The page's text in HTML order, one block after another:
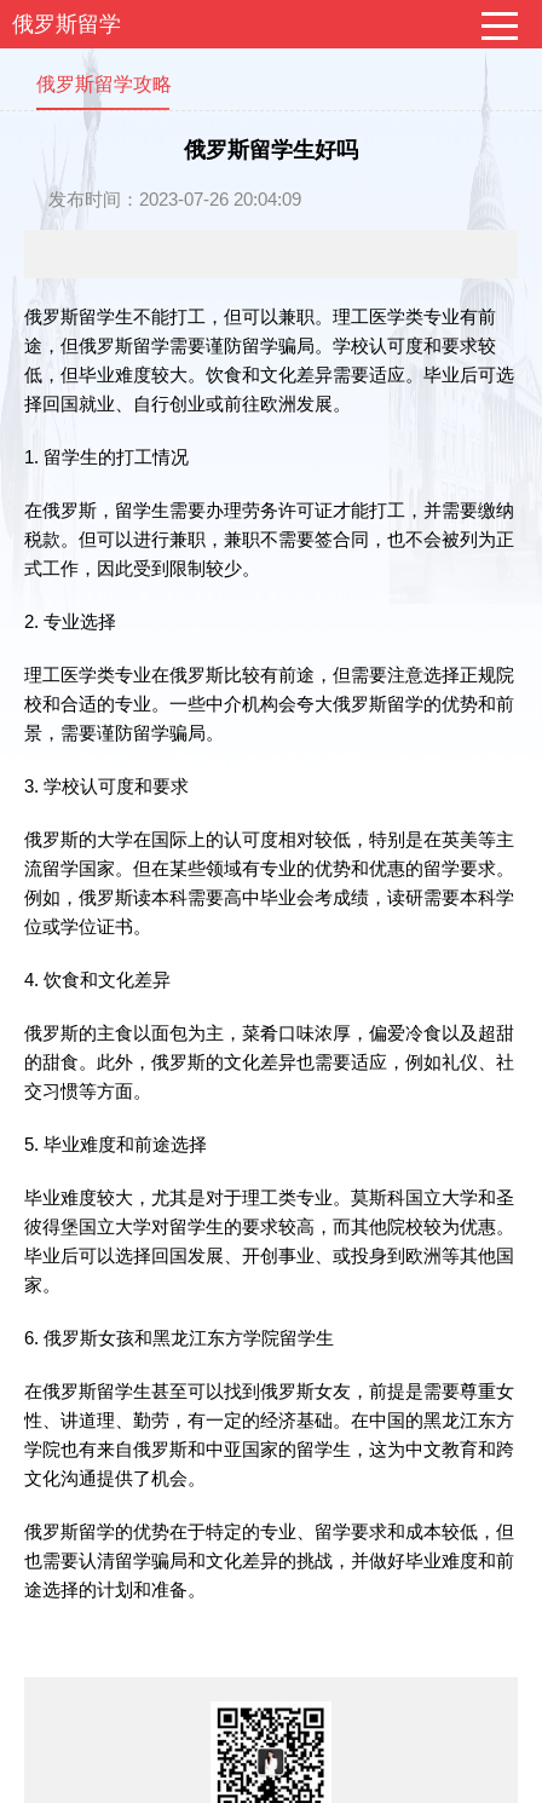
俄罗斯留学
俄罗斯留学攻略
俄罗斯留学生好吗
发布时间：2023-07-26 20:04:09
俄罗斯留学生不能打工，但可以兼职。理工医学类专业有前
途，但俄罗斯留学需要谨防留学骗局。学校认可度和要求较
低，但毕业难度较大。饮食和文化差异需要适应。毕业后可选
择回国就业、自行创业或前往欧洲发展。
1. 留学生的打工情况
在俄罗斯，留学生需要办理劳务许可证才能打工，并需要缴纳
税款。但可以进行兼职，兼职不需要签合同，也不会被列为正
式工作，因此受到限制较少。
2. 专业选择
理工医学类专业在俄罗斯比较有前途，但需要注意选择正规院
校和合适的专业。一些中介机构会夸大俄罗斯留学的优势和前
景，需要谨防留学骗局。
3. 学校认可度和要求
俄罗斯的大学在国际上的认可度相对较低，特别是在英美等主
流留学国家。但在某些领域有专业的优势和优惠的留学要求。
例如，俄罗斯读本科需要高中毕业会考成绩，读研需要本科学
位或学位证书。
4. 饮食和文化差异
俄罗斯的主食以面包为主，菜肴口味浓厚，偏爱冷食以及超甜
的甜食。此外，俄罗斯的文化差异也需要适应，例如礼仪、社
交习惯等方面。
5. 毕业难度和前途选择
毕业难度较大，尤其是对于理工类专业。莫斯科国立大学和圣
彼得堡国立大学对留学生的要求较高，而其他院校较为优惠。
毕业后可以选择回国发展、开创事业、或投身到欧洲等其他国
家。
6. 俄罗斯女孩和黑龙江东方学院留学生
在俄罗斯留学生甚至可以找到俄罗斯女友，前提是需要尊重女
性、讲道理、勤劳，有一定的经济基础。在中国的黑龙江东方
学院也有来自俄罗斯和中亚国家的留学生，这为中文教育和跨
文化沟通提供了机会。
俄罗斯留学的优势在于特定的专业、留学要求和成本较低，但
也需要认清留学骗局和文化差异的挑战，并做好毕业难度和前
途选择的计划和准备。